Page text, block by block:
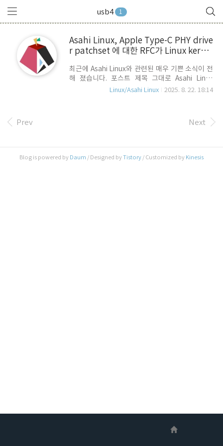
usb4 1
Asahi Linux, Apple Type-C PHY drive
r patchset 에 대한 RFC가 Linux kernel
최근에 Asahi Linux와 관련된 매우 기쁜 소식이 전
해 졌습니다. 포스트 제목 그대로 Asahi Linux
Team에서 Apple Silicon Mac의 ATCPHY Kernel
C Physical Layer의 약자로 apple silicon mac이
자체적으로 설계한 USB-C 포트 제어 칩을 의미합
지원하는 것은 물론 이들 모든 인터페이스에 대한
Multiplexing을 처리합니다. patchset이라는 것은
Linux/Asahi Linux 2025. 8. 22. 18:14
Prev Next
Blog is powered by Daum / Designed byTistory / Customized by Kinesis